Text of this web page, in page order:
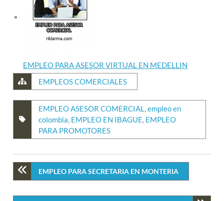
EMPLEO PARA ASESOR VIRTUAL EN MEDELLIN
EMPLEOS COMERCIALES
EMPLEO ASESOR COMERCIAL,empleo en
colombia, EMPLEO EN IBAGUE, EMPLEO
PARA PROMOTORES
EMPLEO PARA SECRETARIA EN MONTERIA